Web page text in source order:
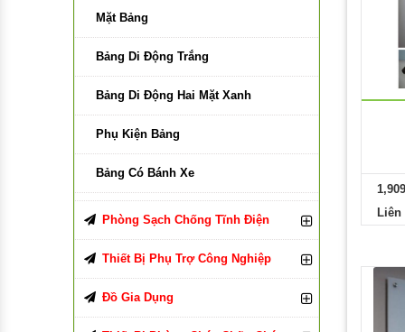
Mặt Bảng
Bảng Di Động Trắng
Bảng Di Động Hai Mặt Xanh
Phụ Kiện Bảng
Bảng Có Bánh Xe
Bảng Di Động Xanh
Bảng Kính Từ
Vật Liệu Làm Bảng
Keo Làm Bảng
Phòng Sạch Chống Tĩnh Điện
Giày, Ủng Chống Tĩnh Điện
Nón , Mũ Chống Tĩnh Điện
Thiết Bị Phụ Trợ Công Nghiệp
Pallet Nhựa
Đồ Gia Dụng
Liên